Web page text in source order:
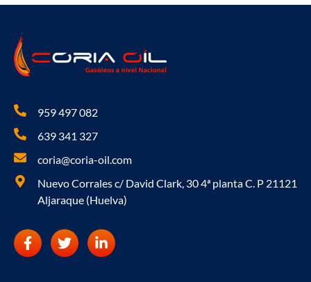
959 497 082
639 341 327
coria@coria-oil.com
Nuevo Corrales c/ David Clark, 30 4ª planta C. P 21121
Aljaraque (Huelva)
F
a
T
w
L
i